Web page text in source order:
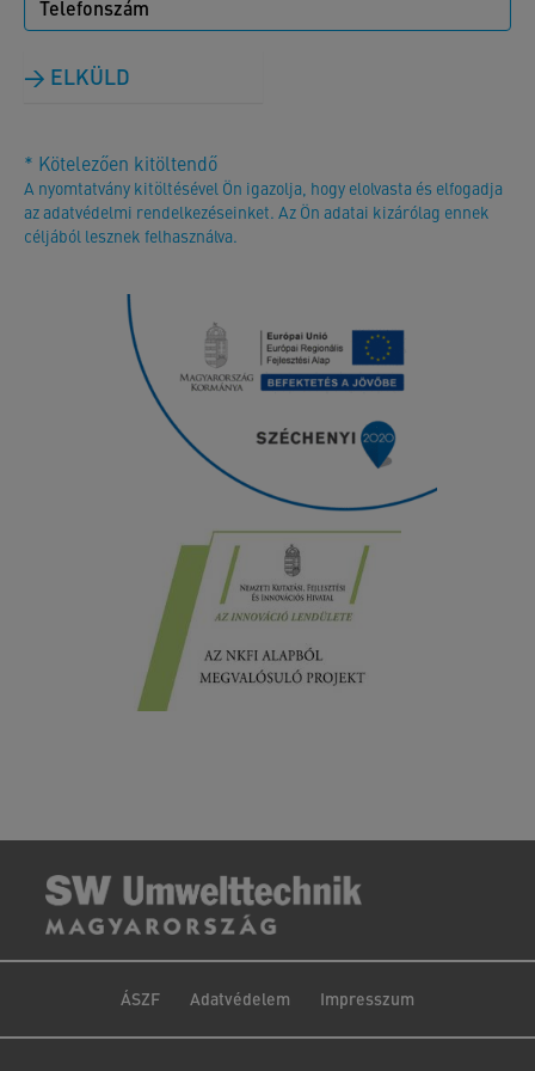
ELKÜLD
* Kötelezően kitöltendő
A nyomtatvány kitöltésével Ön igazolja, hogy elolvasta és elfogadja
az adatvédelmi rendelkezéseinket. Az Ön adatai kizárólag ennek
céljából lesznek felhasználva.
ÁSZF Adatvédelem Impresszum